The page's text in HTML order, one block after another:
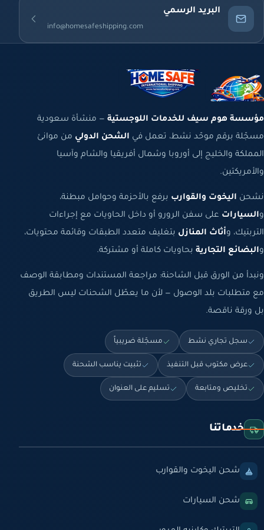
البريد الرسمي
info@homesafeshipping.com
مؤسسة هوم سيف للخدمات اللوجستية — منشأة سعودية
مسجّلة برقم موحّد نشط، تعمل في الشحن الدولي من موانئ
المملكة والخليج إلى أوروبا وشمال أفريقيا والشام وآسيا
والأمريكتين.
نشحن اليخوت والقوارب برفع بالأحزمة وحوامل مبطنة،
والسيارات على سفن الرورو أو داخل الحاويات مع إجراءات
التربتيك، وأثاث المنازل بتغليف متعدد الطبقات وقائمة محتويات،
والبضائع التجارية بحاويات كاملة أو مشتركة.
ونبدأ من الورق قبل الشاحنة: مراجعة المستندات ومطابقة الوصف
مع متطلبات بلد الوصول — لأن ما يعطّل الشحنات ليس الطريق
بل ورقة ناقصة.
سجل تجاري نشط مسجّلة ضريبياً
عرض مكتوب قبل التنفيذ تثبيت يناسب الشحنة
تخليص ومتابعة تسليم على العنوان
خدماتنا
شحن اليخوت والقوارب
شحن السيارات